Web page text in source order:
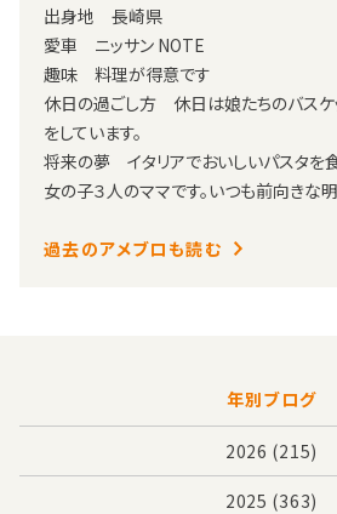
出身地 長崎県
愛車 ニッサン NOTE
趣味 料理が得意です
休日の過ごし方 休日は娘たちのバス
をしています。
将来の夢 イタリアでおいしいパスタを
女の子３人のママです。いつも前向きな
過去のアメブロも読む
年別ブログ
2026 (215)
2025 (363)